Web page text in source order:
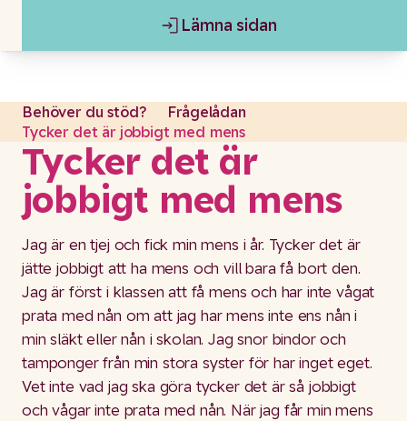
Gå till contentLämna sidan
Lämna sidan
Behöver du stöd?
Frågelådan
Tycker det är jobbigt med mens
Tycker det är
jobbigt med mens
Jag är en tjej och fick min mens i år. Tycker det är
jätte jobbigt att ha mens och vill bara få bort den.
Jag är först i klassen att få mens och har inte vågat
prata med nån om att jag har mens inte ens nån i
min släkt eller nån i skolan. Jag snor bindor och
tamponger från min stora syster för har inget eget.
Vet inte vad jag ska göra tycker det är så jobbigt
och vågar inte prata med nån. När jag får min mens